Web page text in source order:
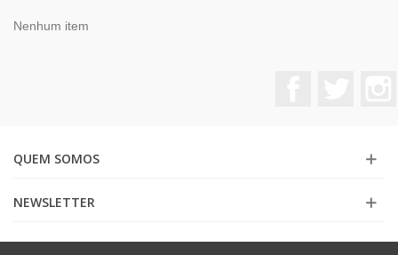
Nenhum item
QUEM SOMOS
NEWSLETTER